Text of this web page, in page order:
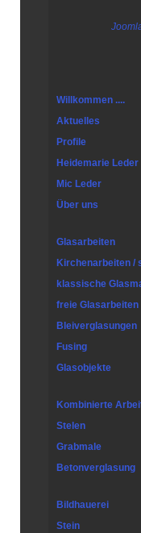
Willkommen ....
Aktuelles
Profile
Heidemarie Leder
Mic Leder
Über uns
Glasarbeiten
Kirchenarbeiten /
klassische
freie Glasarbeiten
Bleiverglasungen
Fusing
Glasobjekte
Kombinierte
Stelen
Grabmale
Betonverglasung
Bildhauerei
Stein